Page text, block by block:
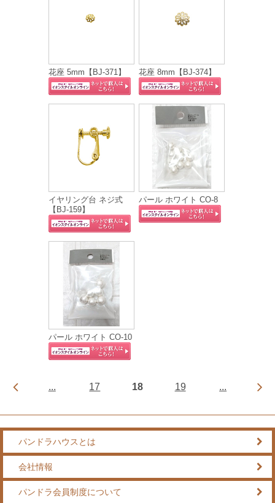
花座 5mm【BJ-371】 花座 8mm【BJ-374】
イヤリング台 ネジ式
【BJ-159】
パール ホワイト CO-8
パール ホワイト CO-10
... 17 18 19 ...
パンドラハウスとは
会社情報
パンドラ会員制度について